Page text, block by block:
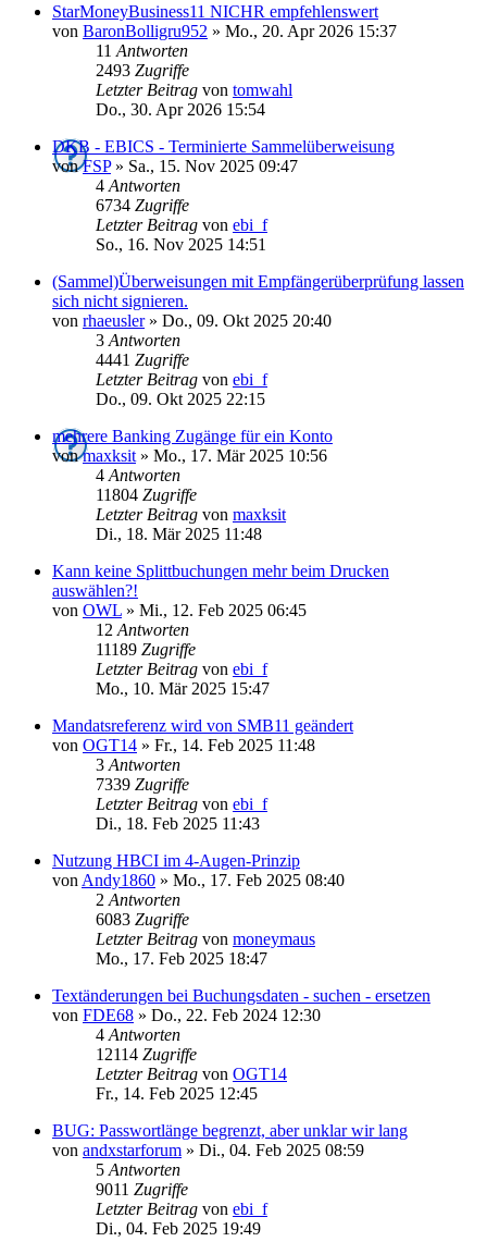
StarMoneyBusiness11 NICHR empfehlenswert
von BaronBolligru952 » Mo., 20. Apr 2026 15:37
11 Antworten
2493 Zugriffe
Letzter Beitrag von tomwahl
Do., 30. Apr 2026 15:54
DKB - EBICS - Terminierte Sammelüberweisung
vonFSP» Sa., 15. Nov 2025 09:47
4 Antworten
6734 Zugriffe
Letzter Beitrag von ebi_f
So., 16. Nov 2025 14:51
(Sammel)Überweisungen mit Empfängerüberprüfung lassen
sich nicht signieren.
von rhaeusler» Do., 09. Okt 2025 20:40
3 Antworten
4441 Zugriffe
Letzter Beitrag von ebi_f
Do., 09. Okt 2025 22:15
mehrere Banking Zugänge für ein Konto
vonmaxksit » Mo., 17. Mär 2025 10:56
4 Antworten
11804 Zugriffe
Letzter Beitrag von maxksit
Di., 18. Mär 2025 11:48
Kann keine Splittbuchungen mehr beim Drucken
auswählen?!
von OWL » Mi., 12. Feb 2025 06:45
12 Antworten
11189 Zugriffe
Letzter Beitrag von ebi_f
Mo., 10. Mär 2025 15:47
Mandatsreferenz wird von SMB11 geändert
von OGT14 » Fr., 14. Feb 2025 11:48
3 Antworten
7339 Zugriffe
Letzter Beitrag von ebi_f
Di., 18. Feb 2025 11:43
Nutzung HBCI im 4-Augen-Prinzip
von Andy1860 » Mo., 17. Feb 2025 08:40
2 Antworten
6083 Zugriffe
Letzter Beitrag von moneymaus
Mo., 17. Feb 2025 18:47
Textänderungen bei Buchungsdaten - suchen - ersetzen
von FDE68 » Do., 22. Feb 2024 12:30
4 Antworten
12114 Zugriffe
Letzter Beitrag von OGT14
Fr., 14. Feb 2025 12:45
BUG: Passwortlänge begrenzt, aber unklar wir lang
von andxstarforum » Di., 04. Feb 2025 08:59
5 Antworten
9011 Zugriffe
Letzter Beitrag von ebi_f
Di., 04. Feb 2025 19:49